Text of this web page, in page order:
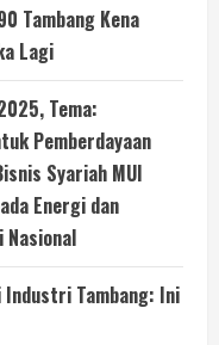
Tambang Kena
Lagi
Tema:
Pemberdayaan
Syariah MUI
Energi dan
Industri Tambang: Ini